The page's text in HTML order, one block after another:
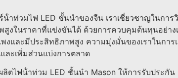
น้ําท่วมไฟ LED ชั้นนําของจีน เราเชี่ยวชาญในกา
งในราคาที่แข่งขันได้ ด้วยการควบคุมต้นทุนอย่างเ
งและมีประสิทธิภาพสูง ความมุ่งมั่นของเราในกา
ละเพิ่มส่วนแบ่งการตลาด
ลิตไฟน้ําท่วม LED ชั้นนํา Mason ให้การรับประ